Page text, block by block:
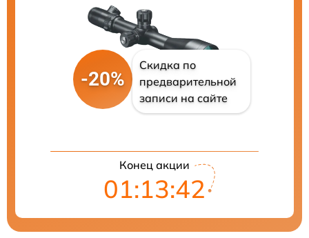
-20%
Скидка по
предварительной
записи на сайте
Конец акции
01:13:41